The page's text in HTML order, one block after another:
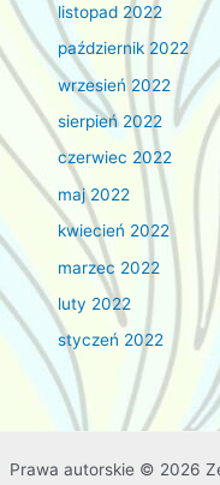
listopad 2022
październik 2022
wrzesień 2022
sierpień 2022
czerwiec 2022
maj 2022
kwiecień 2022
marzec 2022
luty 2022
styczeń 2022
Prawa autorskie © 2026